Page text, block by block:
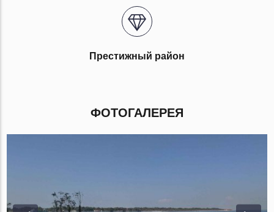
Престижный район
ФОТОГАЛЕРЕЯ